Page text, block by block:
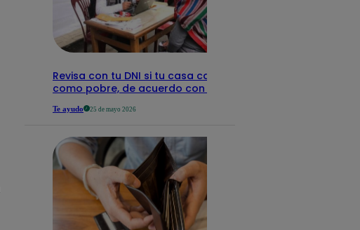
Revisa con tu DNI si tu casa califica
como pobre, de acuerdo con el Sisfoh
Te ayudo 25 de mayo 2026